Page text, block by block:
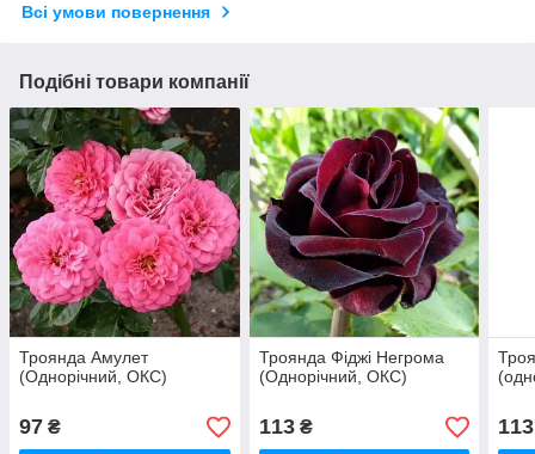
Всі умови повернення
Подібні товари компанії
Троянда Амулет
(Однорічний, ОКС)
97 ₴
Троянда Фіджі Негрома
(Однорічний, ОКС)
113₴ 113